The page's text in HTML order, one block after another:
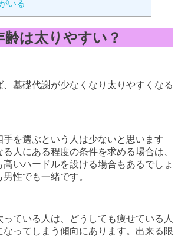
いる
齢は太りやすい？
、基礎代謝が少なくなり太りやすくなる
手を選ぶという人は少ないと思います
人にある程度の条件を求める場合は、
いハードルを設ける場合もあるでしょ
性でも一緒です。
ている人は、どうしても痩せている人
なってしまう傾向にあります。出来る限